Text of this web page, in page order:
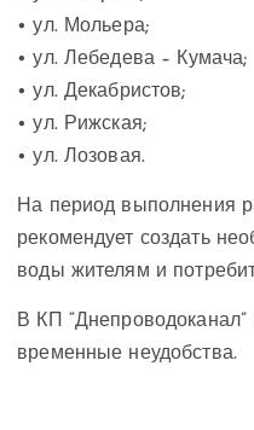
• ул. Мольера;
• ул. Лебедева – Кумача;
• ул. Декабристов;
• ул. Рижская;
• ул. Лозовая.
На период выполнения
рекомендует создать
воды жителям и
В КП “Днепроводоканал”
временные неудобства.